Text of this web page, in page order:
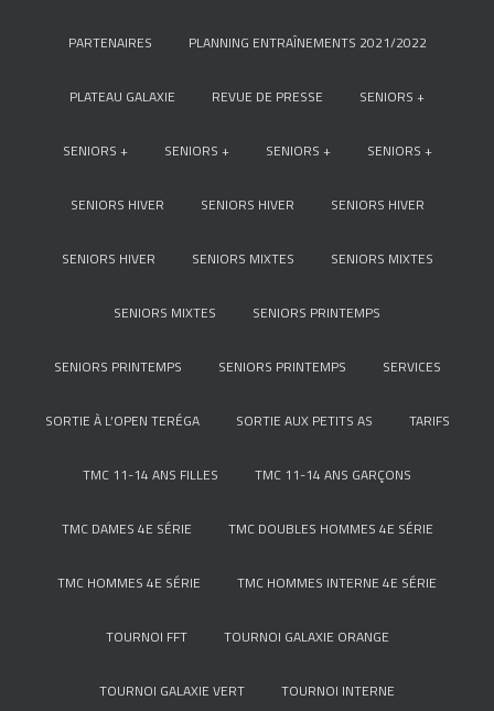
PARTENAIRES PLANNING ENTRAÎNEMENTS 2021/2022
PLATEAU GALAXIE REVUE DE PRESSE SENIORS +
SENIORS + SENIORS + SENIORS + SENIORS +
SENIORS HIVER SENIORS HIVER SENIORS HIVER
SENIORS HIVER SENIORS MIXTES SENIORS MIXTES
SENIORS MIXTES SENIORS PRINTEMPS
SENIORS PRINTEMPS SENIORS PRINTEMPS SERVICES
SORTIE À L’OPEN TERÉGA SORTIE AUX PETITS AS TARIFS
TMC 11-14 ANS FILLES TMC 11-14 ANS GARÇONS
TMC DAMES 4E SÉRIE TMC DOUBLES HOMMES 4E SÉRIE
TMC HOMMES 4E SÉRIE TMC HOMMES INTERNE 4E SÉRIE
TOURNOI FFT TOURNOI GALAXIE ORANGE
TOURNOI GALAXIE VERT TOURNOI INTERNE